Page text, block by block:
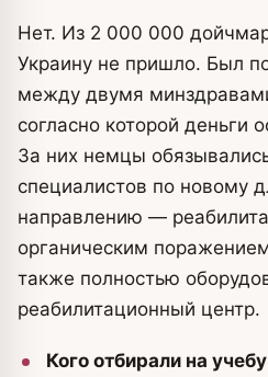
Нет. Из 2 000 000
Украину не пришло. Был
между двумя
согласно которой деньги
За них немцы
специалистов по новому
направлению —
органическим
также полностью
реабилитационный центр.
Кого отбирали на